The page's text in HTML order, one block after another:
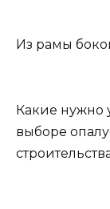
Из рамы
Какие нужно
выборе